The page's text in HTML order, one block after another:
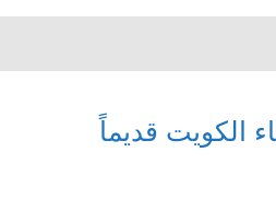
الكويت قديماً